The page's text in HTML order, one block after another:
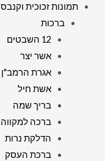
תמונות זכוכית וקנבס
ברכות
12 השבטים
אשר יצר
אגרת הרמב"ן
אשת חיל
בריך שמה
ברכה למקווה
הדלקת נרות
ברכת העסק